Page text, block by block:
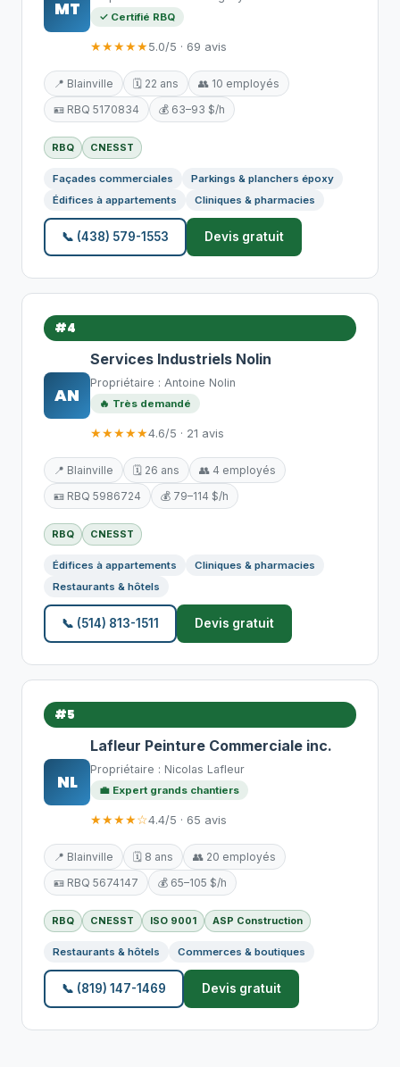
MT ✓ Certifié RBQ
★★★★★5.0/5 · 69 avis
📍 Blainville 🗓️ 22 ans
👥 10 employés
🪪 RBQ 5170834
💰 63–93 $/h
RBQ CNESST
Façades commerciales
Parkings & planchers époxy
Édifices à appartements
Cliniques & pharmacies
📞 (438) 579-1553 Devis gratuit
#4
AN
Services Industriels Nolin
Propriétaire : Antoine Nolin
🔥 Très demandé
★★★★★4.6/5 · 21 avis
📍 Blainville 🗓️ 26 ans
👥 4 employés
🪪 RBQ 5986724
💰 79–114 $/h
RBQ CNESST
Édifices à appartements
Cliniques & pharmacies
Restaurants & hôtels
📞 (514) 813-1511 Devis gratuit
#5
NL
Lafleur Peinture Commerciale inc.
Propriétaire : Nicolas Lafleur
💼 Expert grands chantiers
★★★★☆4.4/5 · 65 avis
📍 Blainville 🗓️ 8 ans
👥 20 employés
🪪 RBQ 5674147
💰 65–105 $/h
RBQ CNESST ISO 9001 ASP Construction
Restaurants & hôtels Commerces & boutiques
📞 (819) 147-1469 Devis gratuit